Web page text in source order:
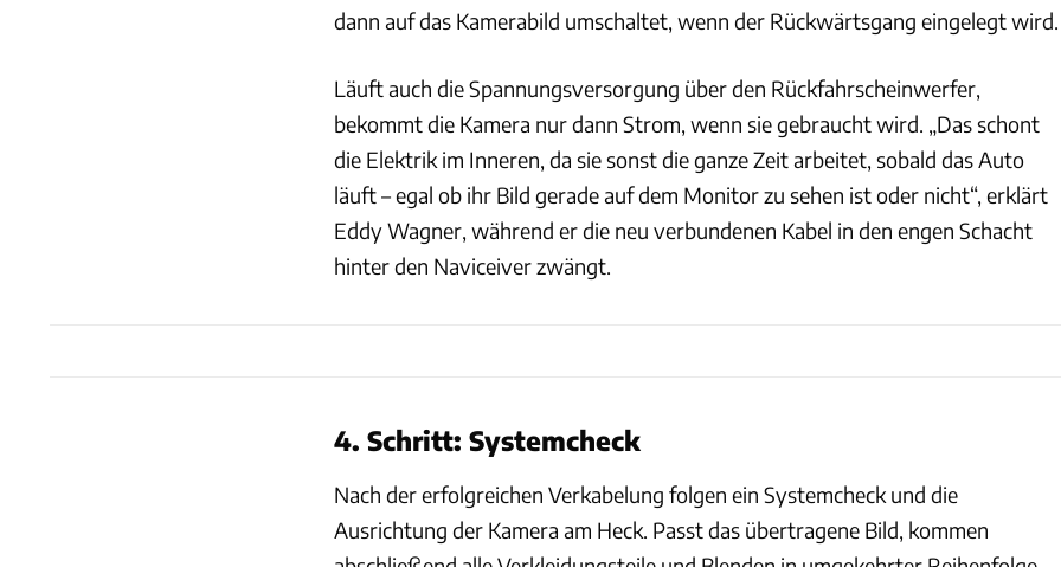
dann auf das Kamerabild umschaltet, wenn der Rückwärtsgang eingelegt wird.
Läuft auch die Spannungsversorgung über den Rückfahrscheinwerfer,
bekommt die Kamera nur dann Strom, wenn sie gebraucht wird. „Das schont
die Elektrik im Inneren, da sie sonst die ganze Zeit arbeitet, sobald das Auto
läuft – egal ob ihr Bild gerade auf dem Monitor zu sehen ist oder nicht“, erklärt
Eddy Wagner, während er die neu verbundenen Kabel in den engen Schacht
hinter den Naviceiver zwängt.
4. Schritt: Systemcheck
Nach der erfolgreichen Verkabelung folgen ein Systemcheck und die
Ausrichtung der Kamera am Heck. Passt das übertragene Bild, kommen